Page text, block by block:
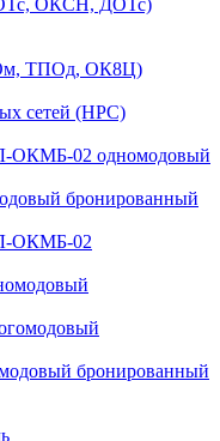
ОКСН, ДОТс)
ТПОд, ОК8Ц)
сетей (НРС)
ОКМБ-02 одномодовый
бронированный
ОКМБ-02
бронированный